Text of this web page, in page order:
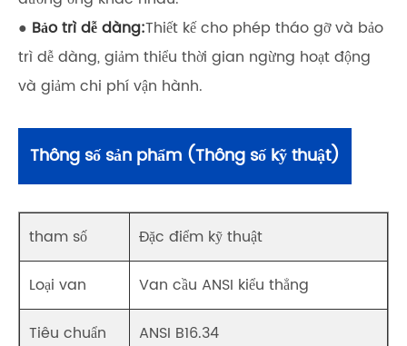
● Bảo trì dễ dàng:Thiết kế cho phép tháo gỡ và bảo
trì dễ dàng, giảm thiểu thời gian ngừng hoạt động
và giảm chi phí vận hành.
Thông số sản phẩm (Thông số kỹ thuật)
tham số Đặc điểm kỹ thuật
Loại van Van cầu ANSI kiểu thẳng
Tiêu chuẩn ANSI B16.34